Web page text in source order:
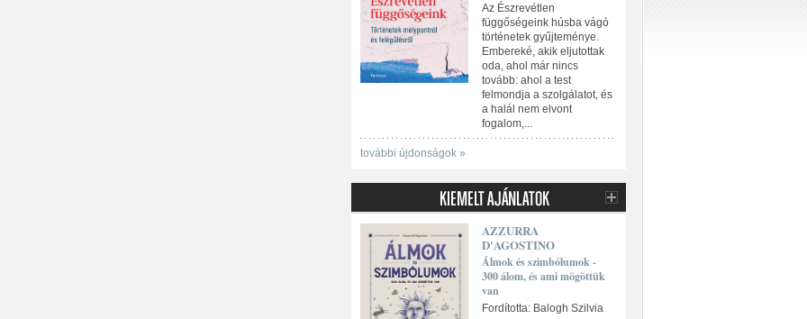
Az Észrevétlen
függőségeink húsba vágó
történetek gyűjteménye.
Embereké, akik eljutottak
oda, ahol már nincs
tovább: ahol a test
felmondja a szolgálatot, és
a halál nem elvont
fogalom,...
további újdonságok »
AZZURRA
D'AGOSTINO
Álmok és szimbólumok -
300 álom, és ami mögöttük
van
Fordította: Balogh Szilvia